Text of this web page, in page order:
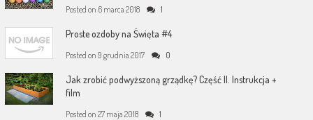
Posted on 6 marca 2018 1
Proste ozdoby na Święta #4
Posted on 9 grudnia 2017 0
Jak zrobić podwyższoną grządkę? Część II. Instrukcja +
film
Posted on 27 maja 2018 1